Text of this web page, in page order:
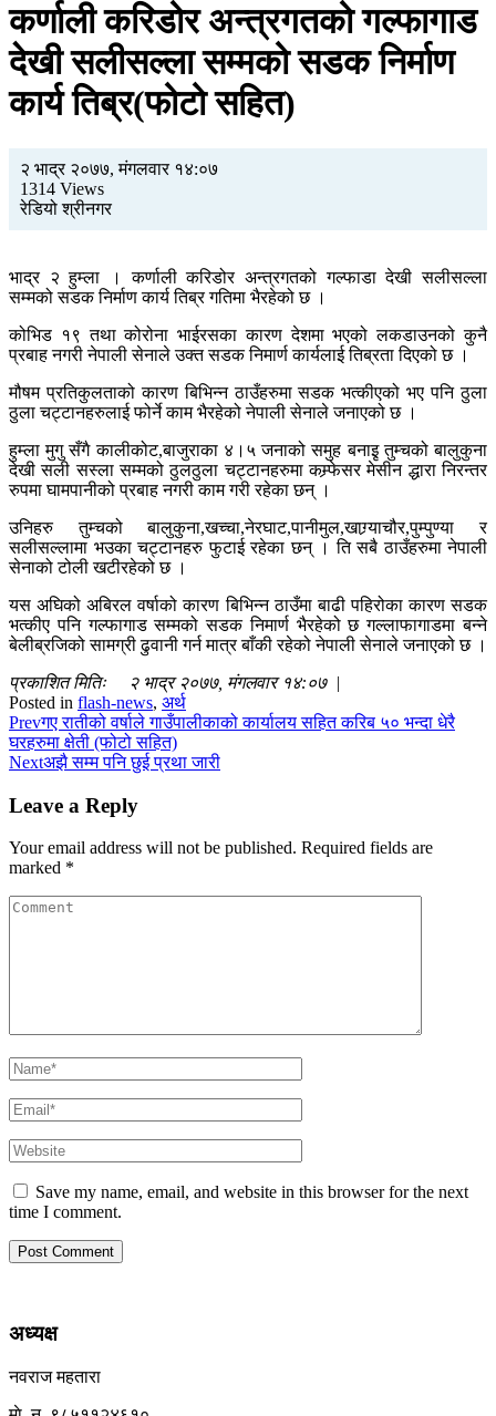
कर्णाली करिडोर अन्त्रगतको गल्फागाड
देखी सलीसल्ला सम्मको सडक निर्माण
कार्य तिब्र(फोटो सहित)
२ भाद्र २०७७, मंगलवार १४:०७
1314 Views
रेडियो श्रीनगर
भाद्र २ हुम्ला । कर्णाली करिडोर अन्त्रगतको गल्फाडा देखी सलीसल्ला
सम्मको सडक निर्माण कार्य तिब्र गतिमा भैरहेको छ ।
कोभिड १९ तथा कोरोना भाईरसका कारण देशमा भएको लकडाउनको कुनै
प्रबाह नगरी नेपाली सेनाले उक्त सडक निमार्ण कार्यलाई तिब्रता दिएको छ ।
मौषम प्रतिकुलताको कारण बिभिन्न ठाउँहरुमा सडक भत्कीएको भए पनि ठुला
ठुला चट्टानहरुलाई फोर्ने काम भैरहेको नेपाली सेनाले जनाएको छ ।
हुम्ला मुगु सँगै कालीकोट,बाजुराका ४।५ जनाको समुह बनाइृ तुम्चको बालुकुना
देखी सली सस्ला सम्मको ठुलठुला चट्टानहरुमा कम्र्फेसर मेसीन द्धारा निरन्तर
रुपमा घामपानीको प्रबाह नगरी काम गरी रहेका छन् ।
उनिहरु तुम्चको बालुकुना,खच्चा,नेरघाट,पानीमुल,खाग्र्याचौर,पुम्पुण्या र
सलीसल्लामा भउका चट्टानहरु फुटाई रहेका छन् । ति सबै ठाउँहरुमा नेपाली
सेनाको टोली खटीरहेको छ ।
यस अघिको अबिरल वर्षाको कारण बिभिन्न ठाउँमा बाढी पहिरोका कारण सडक
भत्कीए पनि गल्फागाड सम्मको सडक निमार्ण भैरहेको छ गल्लाफागाडमा बन्ने
बेलीब्रजिको सामग्री ढुवानी गर्न मात्र बाँकी रहेको नेपाली सेनाले जनाएको छ ।
प्रकाशित मितिः २ भाद्र २०७७, मंगलवार १४:०७ |
Posted in flash-news, अर्थ
Prevगए रातीको वर्षाले गाउँपालीकाको कार्यालय सहित करिब ५० भन्दा धेरै
घरहरुमा क्षेती (फोटो सहित)
Nextअझै सम्म पनि छुई प्रथा जारी
Leave a Reply
Your email address will not be published. Required fields are
marked *
Save my name, email, and website in this browser for the next
time I comment.
अध्यक्ष
नवराज महतारा